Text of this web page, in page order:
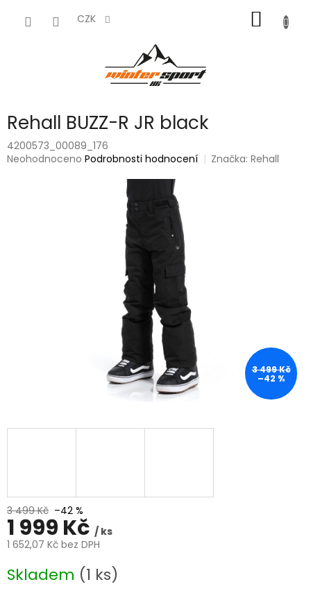
CZK
KOŠÍK
Rehall BUZZ-R JR black
4200573_00089_176
Průměrné
Neohodnoceno Podrobnosti hodnocení Značka:Rehall
3 499 Kč
–42 %
3 499 Kč –42 %
1 999 Kč / ks
1 652,07 Kč bez DPH
cena:
Skladem (1 ks)